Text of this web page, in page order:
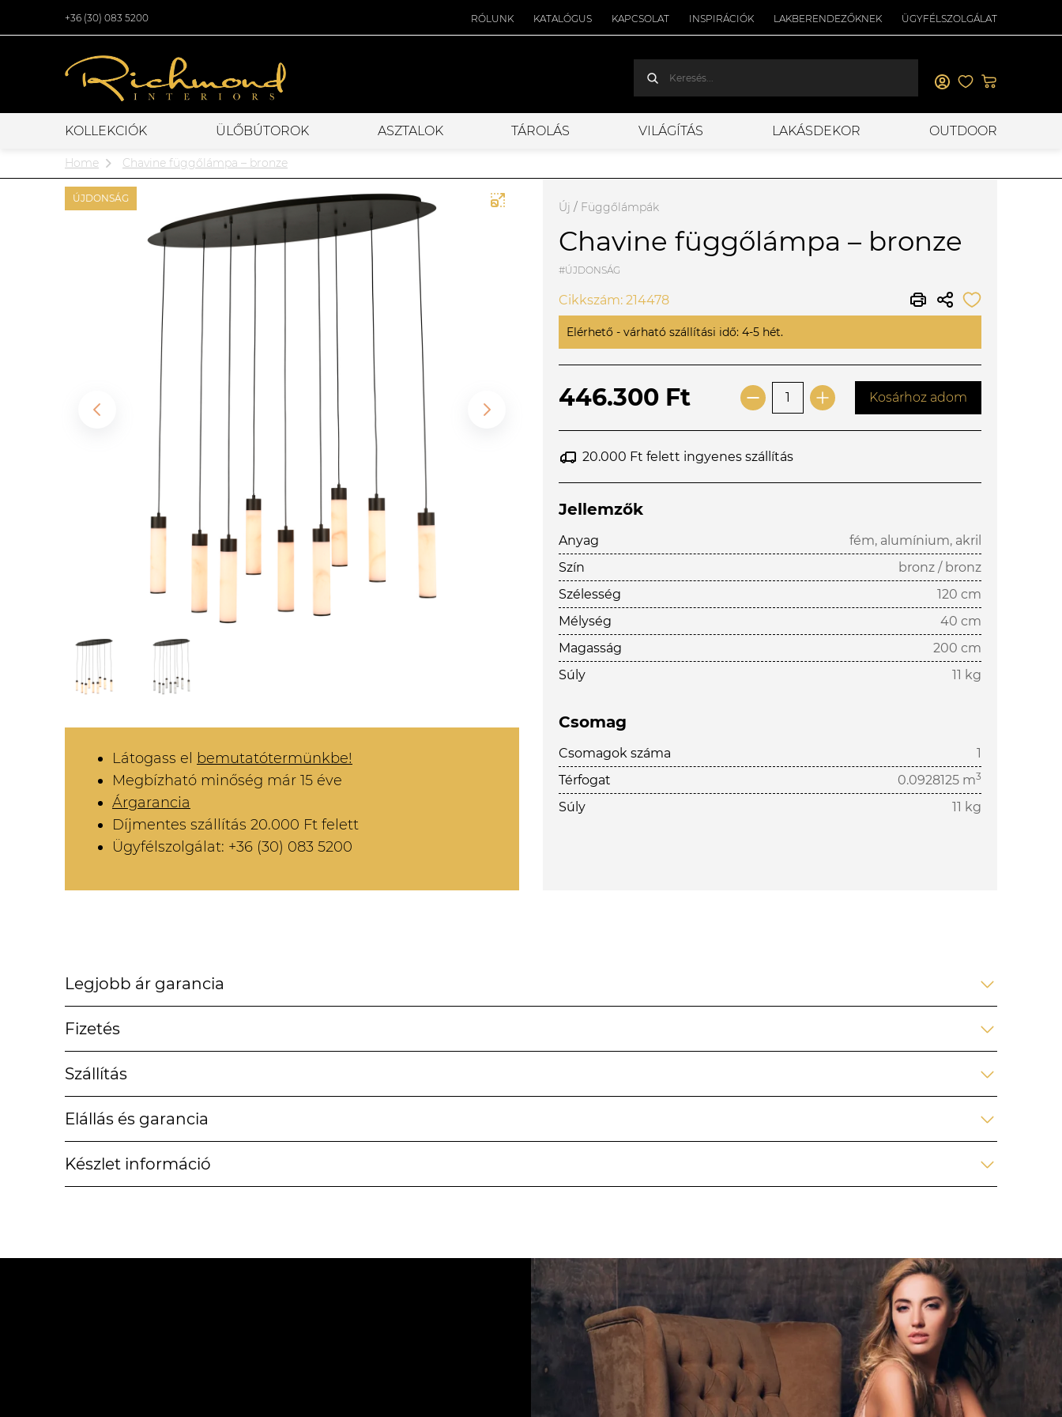
+36 (30) 083 5200 RÓLUNK KATALÓGUS KAPCSOLAT INSPIRÁCIÓK LAKBERENDEZŐKNEK ÜGYFÉLSZOLGÁLAT
KOLLEKCIÓK ÜLŐBÚTOROK ASZTALOK TÁROLÁS VILÁGÍTÁS LAKÁSDEKOR OUTDOOR
Home Chavine függőlámpa – bronze
ÚJDONSÁG
Látogass el bemutatótermünkbe!
Megbízható minőség már 15 éve
Árgarancia
Díjmentes szállítás 20.000 Ft felett
Ügyfélszolgálat: +36 (30) 083 5200
Új / Függőlámpák
Chavine függőlámpa – bronze
#ÚJDONSÁG
Cikkszám: 214478
Elérhető - várható szállítási idő: 4-5 hét.
446.300 Ft Kosárhoz adom
20.000 Ft felett ingyenes szállítás
Jellemzők
Anyag
fém, alumínium, akril
Szín
bronz / bronz
Szélesség
120 cm
Mélység
40 cm
Magasság
200 cm
Súly
11 kg
Csomag
Csomagok száma
1
Térfogat
0.0928125 m3
Súly 11 kg
Legjobb ár garancia
Fizetés
Szállítás
Elállás és garancia
Készlet információ